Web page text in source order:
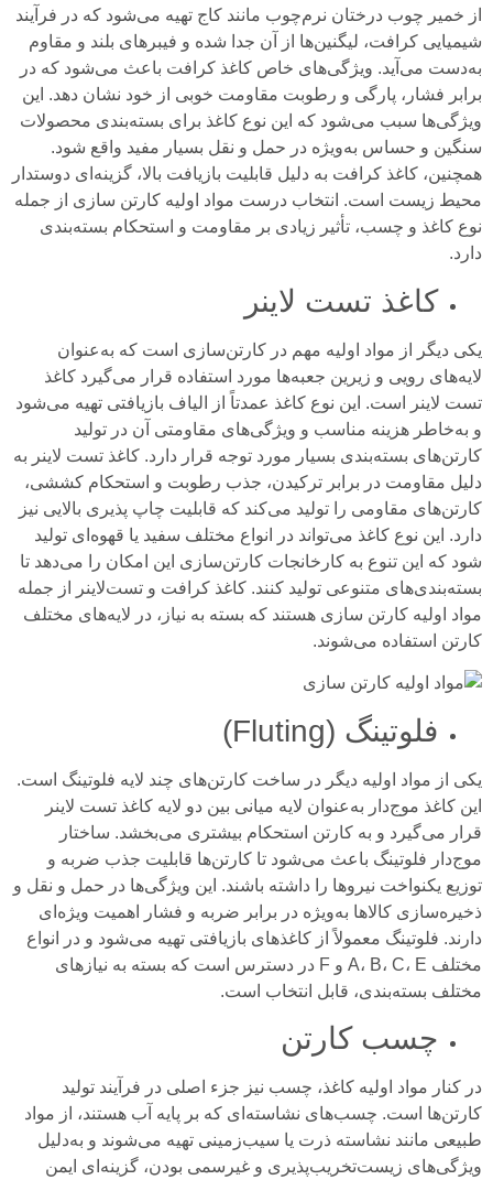
از خمیر چوب درختان نرم‌چوب مانند کاج تهیه می‌شود که در فرآیند
شیمیایی کرافت، لیگنین‌ها از آن جدا شده و فیبرهای بلند و مقاوم
به‌دست می‌آید. ویژگی‌های خاص کاغذ کرافت باعث می‌شود که در
برابر فشار، پارگی و رطوبت مقاومت خوبی از خود نشان دهد. این
ویژگی‌ها سبب می‌شود که این نوع کاغذ برای بسته‌بندی محصولات
سنگین و حساس به‌ویژه در حمل و نقل بسیار مفید واقع شود.
همچنین، کاغذ کرافت به دلیل قابلیت بازیافت بالا، گزینه‌ای دوستدار
محیط زیست است. انتخاب درست مواد اولیه کارتن سازی از جمله
نوع کاغذ و چسب، تأثیر زیادی بر مقاومت و استحکام بسته‌بندی
دارد.
کاغذ تست‌ لاینر
یکی دیگر از مواد اولیه مهم در کارتن‌سازی است که به‌عنوان
لایه‌های رویی و زیرین جعبه‌ها مورد استفاده قرار می‌گیرد کاغذ
تست‌ لاینر است. این نوع کاغذ عمدتاً از الیاف بازیافتی تهیه می‌شود
و به‌خاطر هزینه مناسب و ویژگی‌های مقاومتی آن در تولید
کارتن‌های بسته‌بندی بسیار مورد توجه قرار دارد. کاغذ تست‌ لاینر به
دلیل مقاومت در برابر ترکیدن، جذب رطوبت و استحکام کششی،
کارتن‌های مقاومی را تولید می‌کند که قابلیت چاپ پذیری بالایی نیز
دارد. این نوع کاغذ می‌تواند در انواع مختلف سفید یا قهوه‌ای تولید
شود که این تنوع به کارخانجات کارتن‌سازی این امکان را می‌دهد تا
بسته‌بندی‌های متنوعی تولید کنند. کاغذ کرافت و تست‌لاینر از جمله
مواد اولیه کارتن سازی هستند که بسته به نیاز، در لایه‌های مختلف
کارتن استفاده می‌شوند.
فلوتینگ (Fluting)
یکی از مواد اولیه دیگر در ساخت کارتن‌های چند لایه فلوتینگ است.
این کاغذ موج‌دار به‌عنوان لایه میانی بین دو لایه کاغذ تست‌ لاینر
قرار می‌گیرد و به کارتن استحکام بیشتری می‌بخشد. ساختار
موج‌دار فلوتینگ باعث می‌شود تا کارتن‌ها قابلیت جذب ضربه و
توزیع یکنواخت نیروها را داشته باشند. این ویژگی‌ها در حمل و نقل و
ذخیره‌سازی کالاها به‌ویژه در برابر ضربه و فشار اهمیت ویژه‌ای
دارند. فلوتینگ معمولاً از کاغذهای بازیافتی تهیه می‌شود و در انواع
مختلف A، B، C، E و F در دسترس است که بسته به نیازهای
مختلف بسته‌بندی، قابل انتخاب است.
چسب کارتن
در کنار مواد اولیه کاغذ، چسب نیز جزء اصلی در فرآیند تولید
کارتن‌ها است. چسب‌های نشاسته‌ای که بر پایه آب هستند، از مواد
طبیعی مانند نشاسته ذرت یا سیب‌زمینی تهیه می‌شوند و به‌دلیل
ویژگی‌های زیست‌تخریب‌پذیری و غیرسمی بودن، گزینه‌ای ایمن